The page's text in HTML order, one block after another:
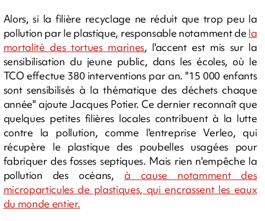
Alors, si la filière recyclage ne réduit que trop peu la
pollution par le plastique, responsable notamment de la
mortalité des tortues marines, l'accent est mis sur la
sensibilisation du jeune public, dans les écoles, où le
TCO effectue 380 interventions par an. "15 000 enfants
sont sensibilisés à la thématique des déchets chaque
année" ajoute Jacques Potier. Ce dernier reconnaît que
quelques petites filières locales contribuent à la lutte
contre la pollution, comme l'entreprise Verleo, qui
récupère le plastique des poubelles usagées pour
fabriquer des fosses septiques. Mais rien n'empêche la
pollution des océans, à cause notamment des
microparticules de plastiques, qui encrassent les eaux
du monde entier.